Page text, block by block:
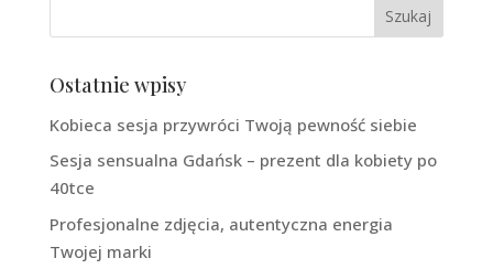
Ostatnie wpisy
Kobieca sesja przywróci Twoją pewność siebie
Sesja sensualna Gdańsk – prezent dla kobiety po
40tce
Profesjonalne zdjęcia, autentyczna energia
Twojej marki